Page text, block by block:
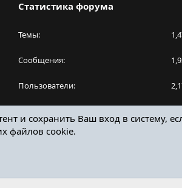
Статистика форума
Темы
Сообщения
Пользователи
и сохранить Ваш вход в систему,
файлов cookie.